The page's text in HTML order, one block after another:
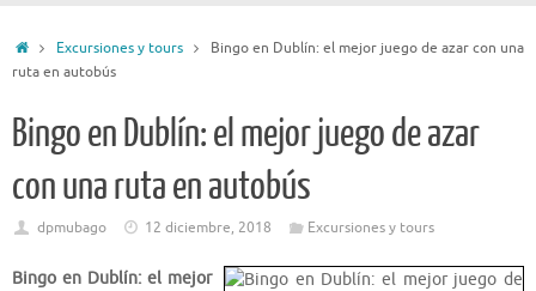
InicioExcursiones y tours
Bingo en Dublín: el mejor juego de azar con una
ruta en autobús
Bingo en Dublín: el mejor juego de azar
con una ruta en autobús
dpmubago 12 diciembre, 2018 Excursiones y tours
Bingo en Dublín: el mejor